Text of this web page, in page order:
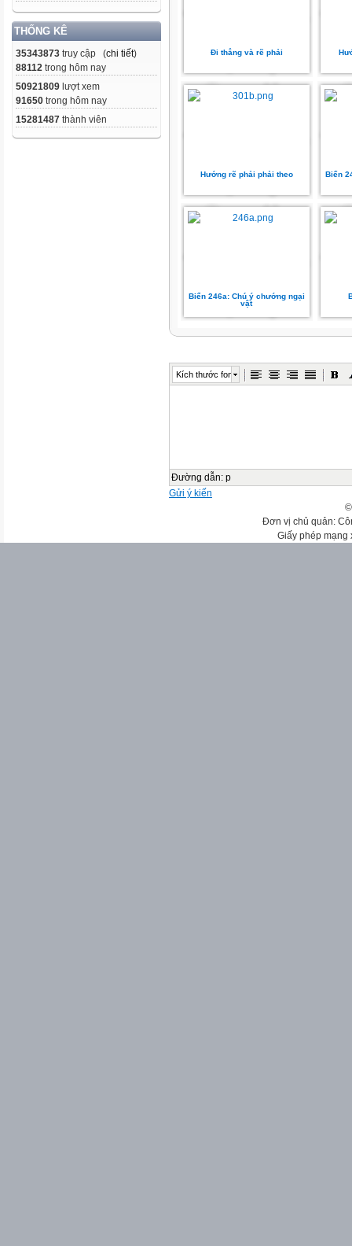
THỐNG KÊ
35343873 truy cập (chi tiết)
88112 trong hôm nay
50921809 lượt xem
91650 trong hôm nay
15281487 thành viên
Đi thẳng và rẽ phải
Hướng rẽ phải phải theo Biển
Biển 246a: Chú ý chướng ngại
vật
Kích thước font
Đường dẫn: p
Gửi ý kiến
Đơn vị chủ quản:
Giấy phép mạng